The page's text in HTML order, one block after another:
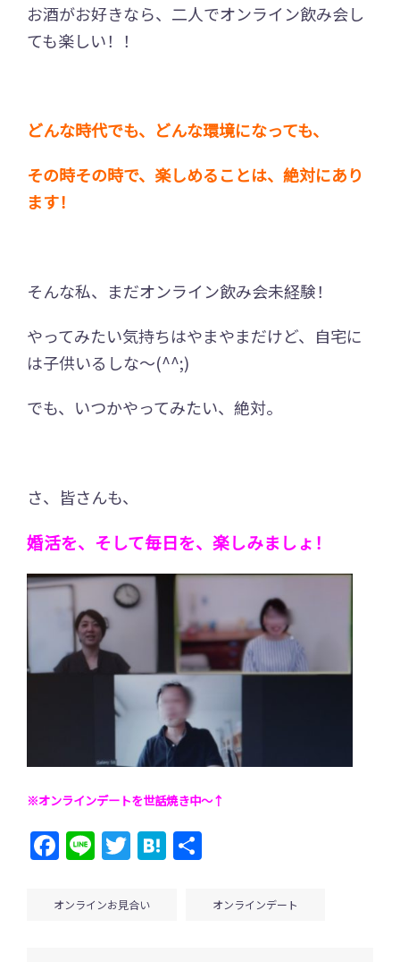
お酒がお好きなら、二人でオンライン飲み会し
ても楽しい！！
どんな時代でも、どんな環境になっても、
その時その時で、楽しめることは、絶対にあり
ます！
そんな私、まだオンライン飲み会未経験！
やってみたい気持ちはやまやまだけど、自宅に
は子供いるしな～(^^;)
でも、いつかやってみたい、絶対。
さ、皆さんも、
婚活を、そして毎日を、楽しみましょ！
※オンラインデートを世話焼き中～↑
Facebook
LineTwitterHatena
オンラインお見合い オンラインデート